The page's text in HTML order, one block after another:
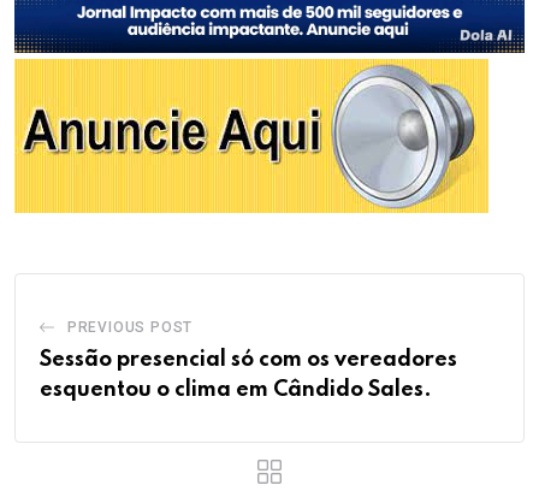
PREVIOUS POST
Sessão presencial só com os vereadores
esquentou o clima em Cândido Sales.